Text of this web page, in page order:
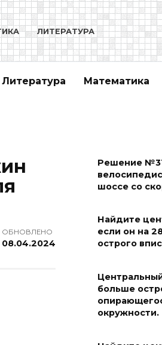
ЛИТЕРАТУРА
Литература Математика
ОБНОВЛЕНО
08.04.2024
Решение
шоссе со
Найдите
если он на
острого
больше
окружности.